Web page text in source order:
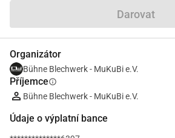
Darovat
Organizátor
Bühne Blechwerk - MuKuBi e.V.
Příjemceinfo
Bühne Blechwerk - MuKuBi e.V.
Údaje o výplatní bance